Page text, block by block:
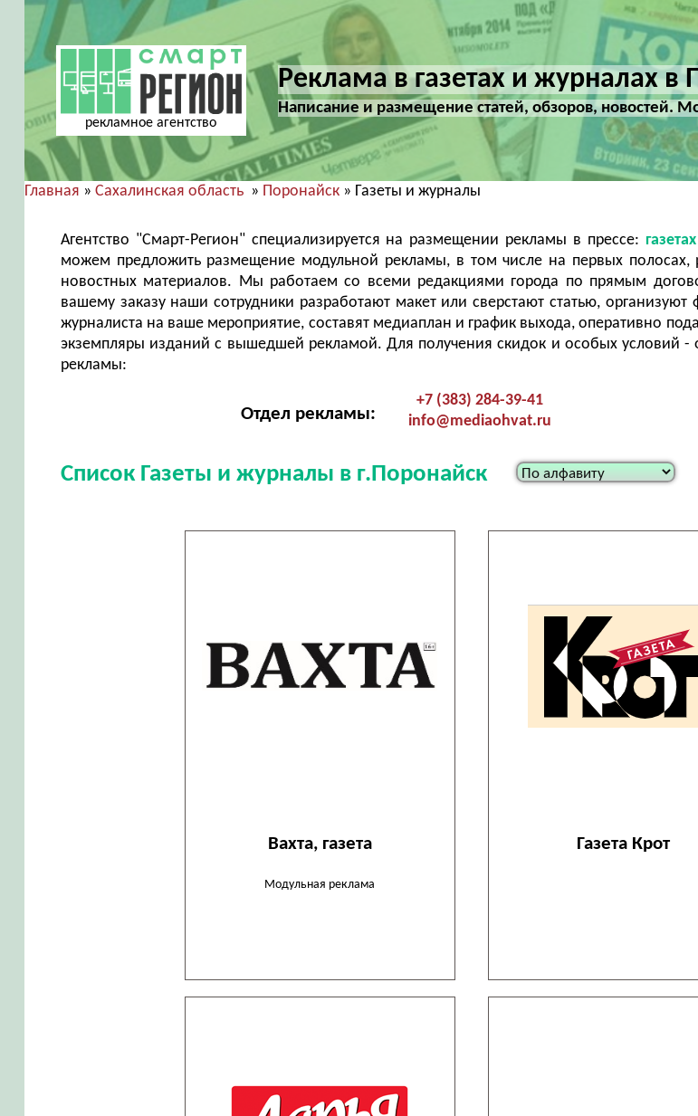
рекламное агентство
Реклама в газетах и журналах в
Написание и размещение статей, обзоров, новостей.
Главная » Сахалинская область» Поронайск» Газеты и журналы
Агентство "Смарт-Регион" специализируется на размещении рекламы в прессе:
можем предложить размещение модульной рекламы, в том числе на первых полосах,
новостных материалов. Мы работаем со всеми редакциями города по прямым
вашему заказу наши сотрудники разработают макет или сверстают статью, организуют
журналиста на ваше мероприятие, составят медиаплан и график выхода, оперативно
экземпляры изданий с вышедшей рекламой. Для получения скидок и особых условий -
рекламы:
Отдел рекламы:
+7 (383) 284-39-41
info@mediaohvat.ru
Список Газеты и журналы в г.Поронайск
Вахта, газета
Модульная реклама
Газета Крот